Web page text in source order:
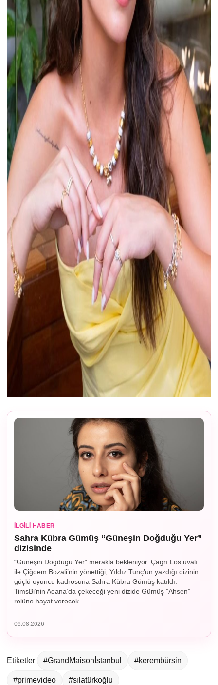
İLGILI HABER
Sahra Kübra Gümüş “Güneşin Doğduğu Yer”
dizisinde
“Güneşin Doğduğu Yer” merakla bekleniyor. Çağrı Lostuvalı
ile Çiğdem Bozali’nin yönettiği, Yıldız Tunç’un yazdığı dizinin
güçlü oyuncu kadrosuna Sahra Kübra Gümüş katıldı.
TimsBi’nin Adana’da çekeceği yeni dizide Gümüş ”Ahsen”
rolüne hayat verecek.
06.08.2026
Etiketler: #GrandMaisonİstanbul #kerembürsin
#primevideo #sılatürkoğlu